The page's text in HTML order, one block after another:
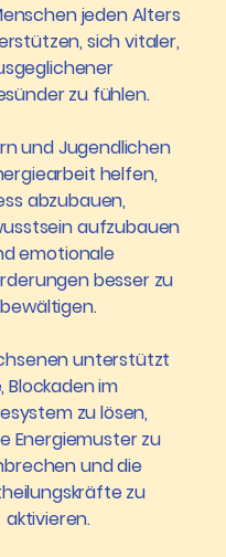
jeden Alters
sich vitaler,
zu fühlen.
und Jugendlichen
helfen,
abzubauen,
aufzubauen
emotionale
besser zu
bewältigen.
unterstützt
Blockaden im
zu lösen,
Energiemuster zu
und die
zu
aktivieren.